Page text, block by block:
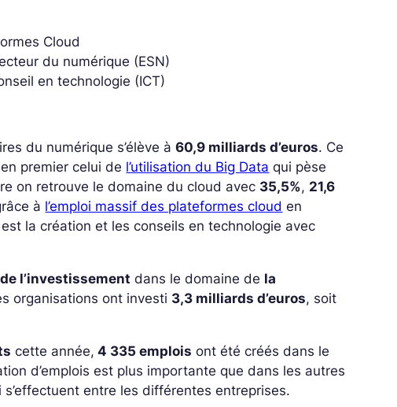
Cloud
du numérique (ESN)
en technologie (ICT)
du numérique s’élève à60,9 milliards d’euros. Ce
premier celui de l’utilisation du Big Data qui pèse
on retrouve le domaine du cloud avec 35,5%, 21,6
à l’emploi massif des plateformes cloud en
la création et les conseils en technologie avec
l’investissement dans le domaine de la
organisations ont investi 3,3 milliards d’euros, soit
cette année, 4 335 emplois ont été créés dans le
d’emplois est plus importante que dans les autres
s’effectuent entre les différentes entreprises.